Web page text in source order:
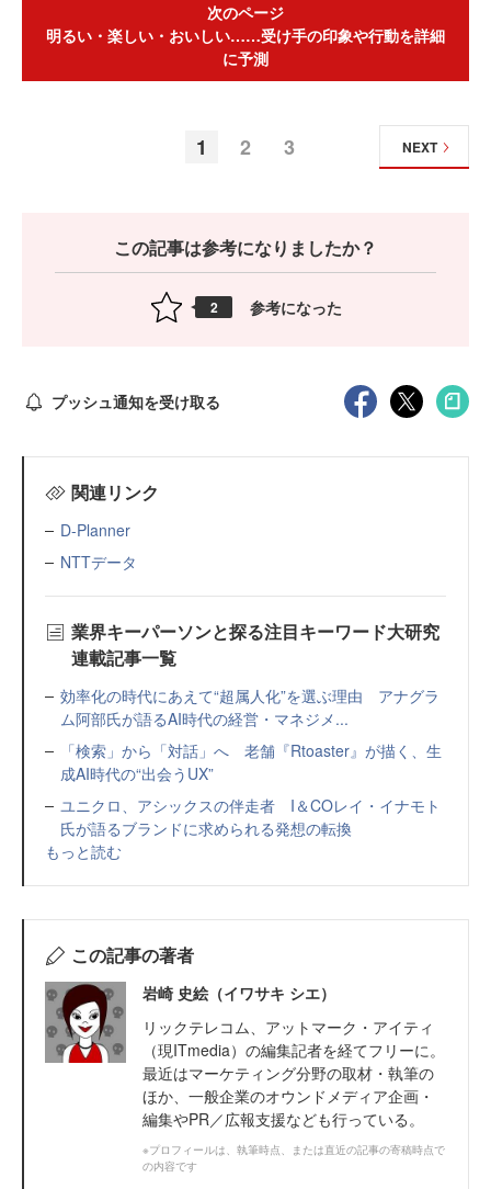
次のページ
明るい・楽しい・おいしい……受け手の印象や行動を詳細
に予測
1 2 3 NEXT
この記事は参考になりましたか？
2 参考になった
プッシュ通知を受け取る
関連リンク
D-Planner
NTTデータ
業界キーパーソンと探る注目キーワード大研究
連載記事一覧
効率化の時代にあえて“超属人化”を選ぶ理由 アナグラ
ム阿部氏が語るAI時代の経営・マネジメ...
「検索」から「対話」へ 老舗『Rtoaster』が描く、生
成AI時代の“出会うUX”
ユニクロ、アシックスの伴走者 I＆COレイ・イナモト
氏が語るブランドに求められる発想の転換
もっと読む
この記事の著者
岩崎 史絵（イワサキ シエ）
リックテレコム、アットマーク・アイティ
（現ITmedia）の編集記者を経てフリーに。
最近はマーケティング分野の取材・執筆の
ほか、一般企業のオウンドメディア企画・
編集やPR／広報支援なども行っている。
※プロフィールは、執筆時点、または直近の記事の寄稿時点で
の内容です